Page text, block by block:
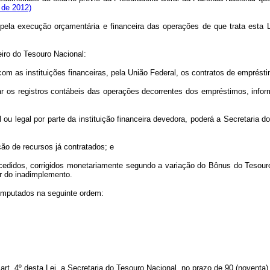
2012)
execução orçamentária e financeira das operações de que trata
do Tesouro Nacional:
as instituições financeiras, pela União Federal, os contratos de
registros contábeis das operações decorrentes dos empréstimos,
legal por parte da instituição financeira devedora, poderá a Secretaria
de recursos já contratados; e
corrigidos monetariamente segundo a variação do Bônus do
inadimplemento.
na seguinte ordem:
4º desta Lei, a Secretaria do Tesouro Nacional, no prazo de 90